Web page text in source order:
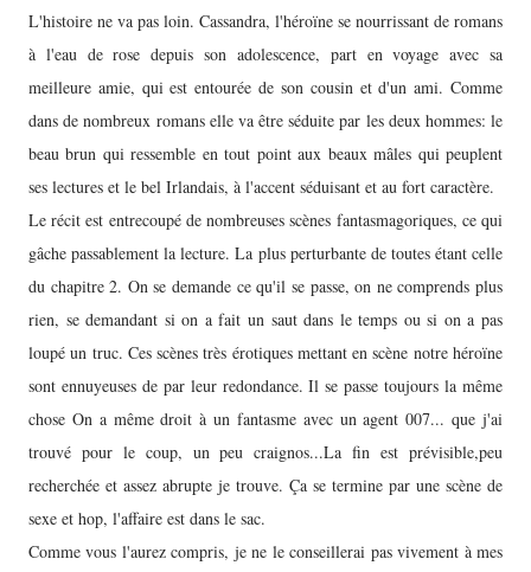
L'histoire ne va pas loin. Cassandra, l'héroïne se nourrissant de romans
à l'eau de rose depuis son adolescence, part en voyage avec sa
meilleure amie, qui est entourée de son cousin et d'un ami. Comme
dans de nombreux romans elle va être séduite par les deux hommes: le
beau brun qui ressemble en tout point aux beaux mâles qui peuplent
ses lectures et le bel Irlandais, à l'accent séduisant et au fort caractère.
Le récit est entrecoupé de nombreuses scènes fantasmagoriques, ce qui
gâche passablement la lecture. La plus perturbante de toutes étant celle
du chapitre 2. On se demande ce qu'il se passe, on ne comprends plus
rien, se demandant si on a fait un saut dans le temps ou si on a pas
loupé un truc. Ces scènes très érotiques mettant en scène notre héroïne
sont ennuyeuses de par leur redondance. Il se passe toujours la même
chose On a même droit à un fantasme avec un agent 007... que j'ai
trouvé pour le coup, un peu craignos...La fin est prévisible,peu
recherchée et assez abrupte je trouve. Ça se termine par une scène de
sexe et hop, l'affaire est dans le sac.
Comme vous l'aurez compris, je ne le conseillerai pas vivement à mes